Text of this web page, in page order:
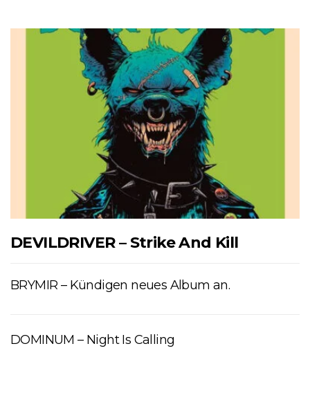
DEVILDRIVER – Strike And Kill
BRYMIR – Kündigen neues Album an.
DOMINUM – Night Is Calling